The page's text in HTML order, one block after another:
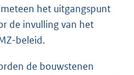
het uitgangspunt
de invulling van het
beleid.
de bouwstenen